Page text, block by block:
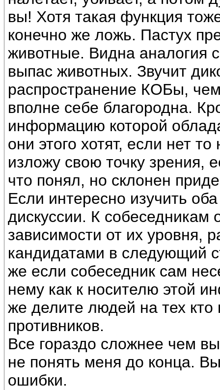
вы! Хотя такая функция
конечно же ложь. Пастух
животные. Видна аналогия
выпас животных. Звучит
распространение КОБы,
вполне себе благородна.
информацию которой
они этого хотят, если нет
изложу свою точку зрения,
что понял, но склонен
Если интересно изучить
дискуссии. К собеседникам
зависимости от их уровня,
кандидатами в следующий
же если собеседник сам
нему как к носителю этой
же делите людей на тех
противников.
Все гораздо сложнее чем
не понять меня до конца.
ошибки.